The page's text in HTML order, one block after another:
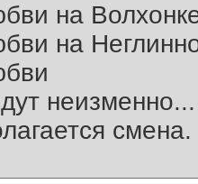
на
на
неизменно...
смена.